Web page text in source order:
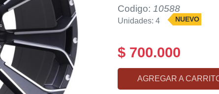
Codigo: 10588
Unidades: 4 NUEVO
$ 700.000
AGREGAR A